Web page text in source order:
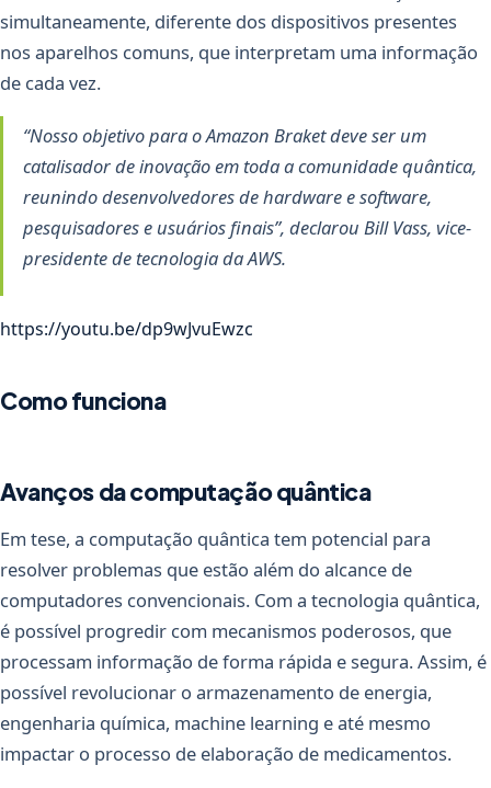
simultaneamente, diferente dos dispositivos presentes
nos aparelhos comuns, que interpretam uma informação
de cada vez.
“Nosso objetivo para o Amazon Braket deve ser um
catalisador de inovação em toda a comunidade quântica,
reunindo desenvolvedores de hardware e software,
pesquisadores e usuários finais”, declarou Bill Vass, vice-
presidente de tecnologia da AWS.
https://youtu.be/dp9wJvuEwzc
Como funciona
Avanços da computação quântica
Em tese, a computação quântica tem potencial para
resolver problemas que estão além do alcance de
computadores convencionais. Com a tecnologia quântica,
é possível progredir com mecanismos poderosos, que
processam informação de forma rápida e segura. Assim, é
possível revolucionar o armazenamento de energia,
engenharia química, machine learning e até mesmo
impactar o processo de elaboração de medicamentos.